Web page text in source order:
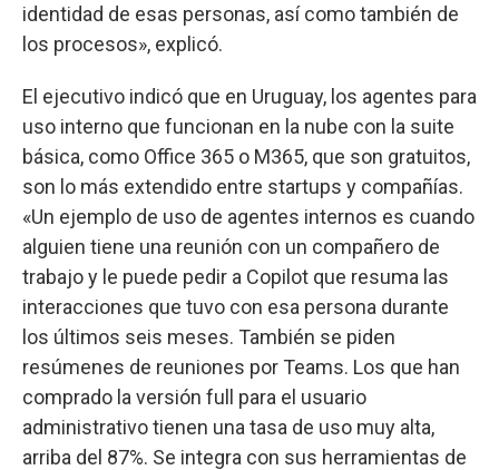
identidad de esas personas, así como también de
los procesos», explicó.
El ejecutivo indicó que en Uruguay, los agentes para
uso interno que funcionan en la nube con la suite
básica, como Office 365 o M365, que son gratuitos,
son lo más extendido entre startups y compañías.
«Un ejemplo de uso de agentes internos es cuando
alguien tiene una reunión con un compañero de
trabajo y le puede pedir a Copilot que resuma las
interacciones que tuvo con esa persona durante
los últimos seis meses. También se piden
resúmenes de reuniones por Teams. Los que han
comprado la versión full para el usuario
administrativo tienen una tasa de uso muy alta,
arriba del 87%. Se integra con sus herramientas de